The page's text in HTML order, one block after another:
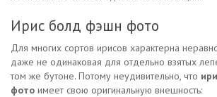
Ирис болд фэшн фото
Для многих сортов ирисов характерна
даже не одинаковая для отдельно взятых
том же бутоне. Потому неудивительно, что
фото имеет свою оригинальную внешность: